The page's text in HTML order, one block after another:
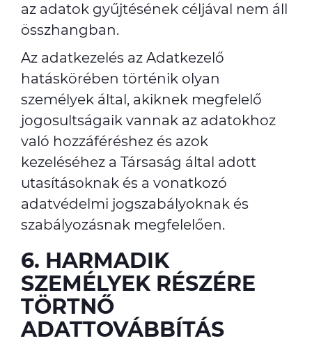
az adatok gyűjtésének céljával nem áll
összhangban.
Az adatkezelés az Adatkezelő
hatáskörében történik olyan
személyek által, akiknek megfelelő
jogosultságaik vannak az adatokhoz
való hozzáféréshez és azok
kezeléséhez a Társaság által adott
utasításoknak és a vonatkozó
adatvédelmi jogszabályoknak és
szabályozásnak megfelelően.
6. HARMADIK
SZEMÉLYEK RÉSZÉRE
TÖRTNŐ
ADATTOVÁBBÍTÁS